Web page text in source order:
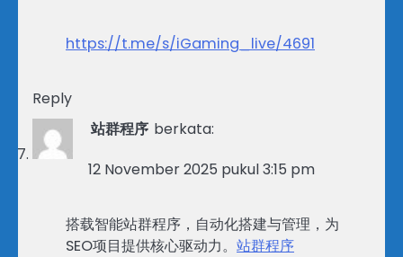
https://t.me/s/iGaming_live/4691
Reply
站群程序 berkata:
12 November 2025 pukul 3:15 pm
搭载智能站群程序，自动化搭建与管理，为
SEO项目提供核心驱动力。 站群程序